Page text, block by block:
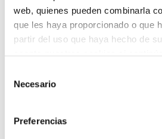
web, quienes pueden combinarla
que les haya proporcionado o que
partir del uso que haya hecho de
Necesario
Preferencias